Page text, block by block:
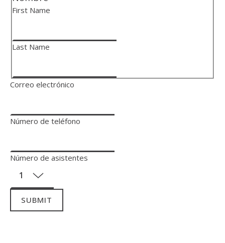
First Name
Last Name
Correo electrónico
Número de teléfono
Número de asistentes
SUBMIT